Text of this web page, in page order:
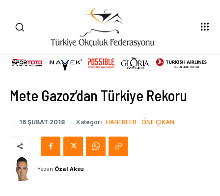
Mete Gazoz’dan Türkiye Rekoru
16 ŞUBAT 2018 Kategori HABERLER ÖNE ÇIKAN
Yazan Özal Aksu